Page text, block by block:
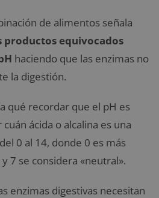
de alimentos señala
productos equivocados
haciendo que las enzimas no
la digestión.
qué recordar que el pH es
ácida o alcalina es una
0 al 14, donde 0 es más
7 se considera «neutral».
enzimas digestivas necesitan